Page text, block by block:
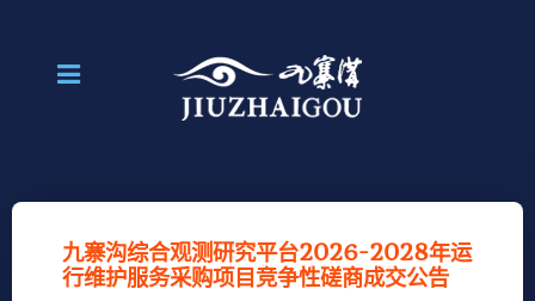
九寨沟综合观测研究平台2026-2028年运
行维护服务采购项目竞争性磋商成交公告